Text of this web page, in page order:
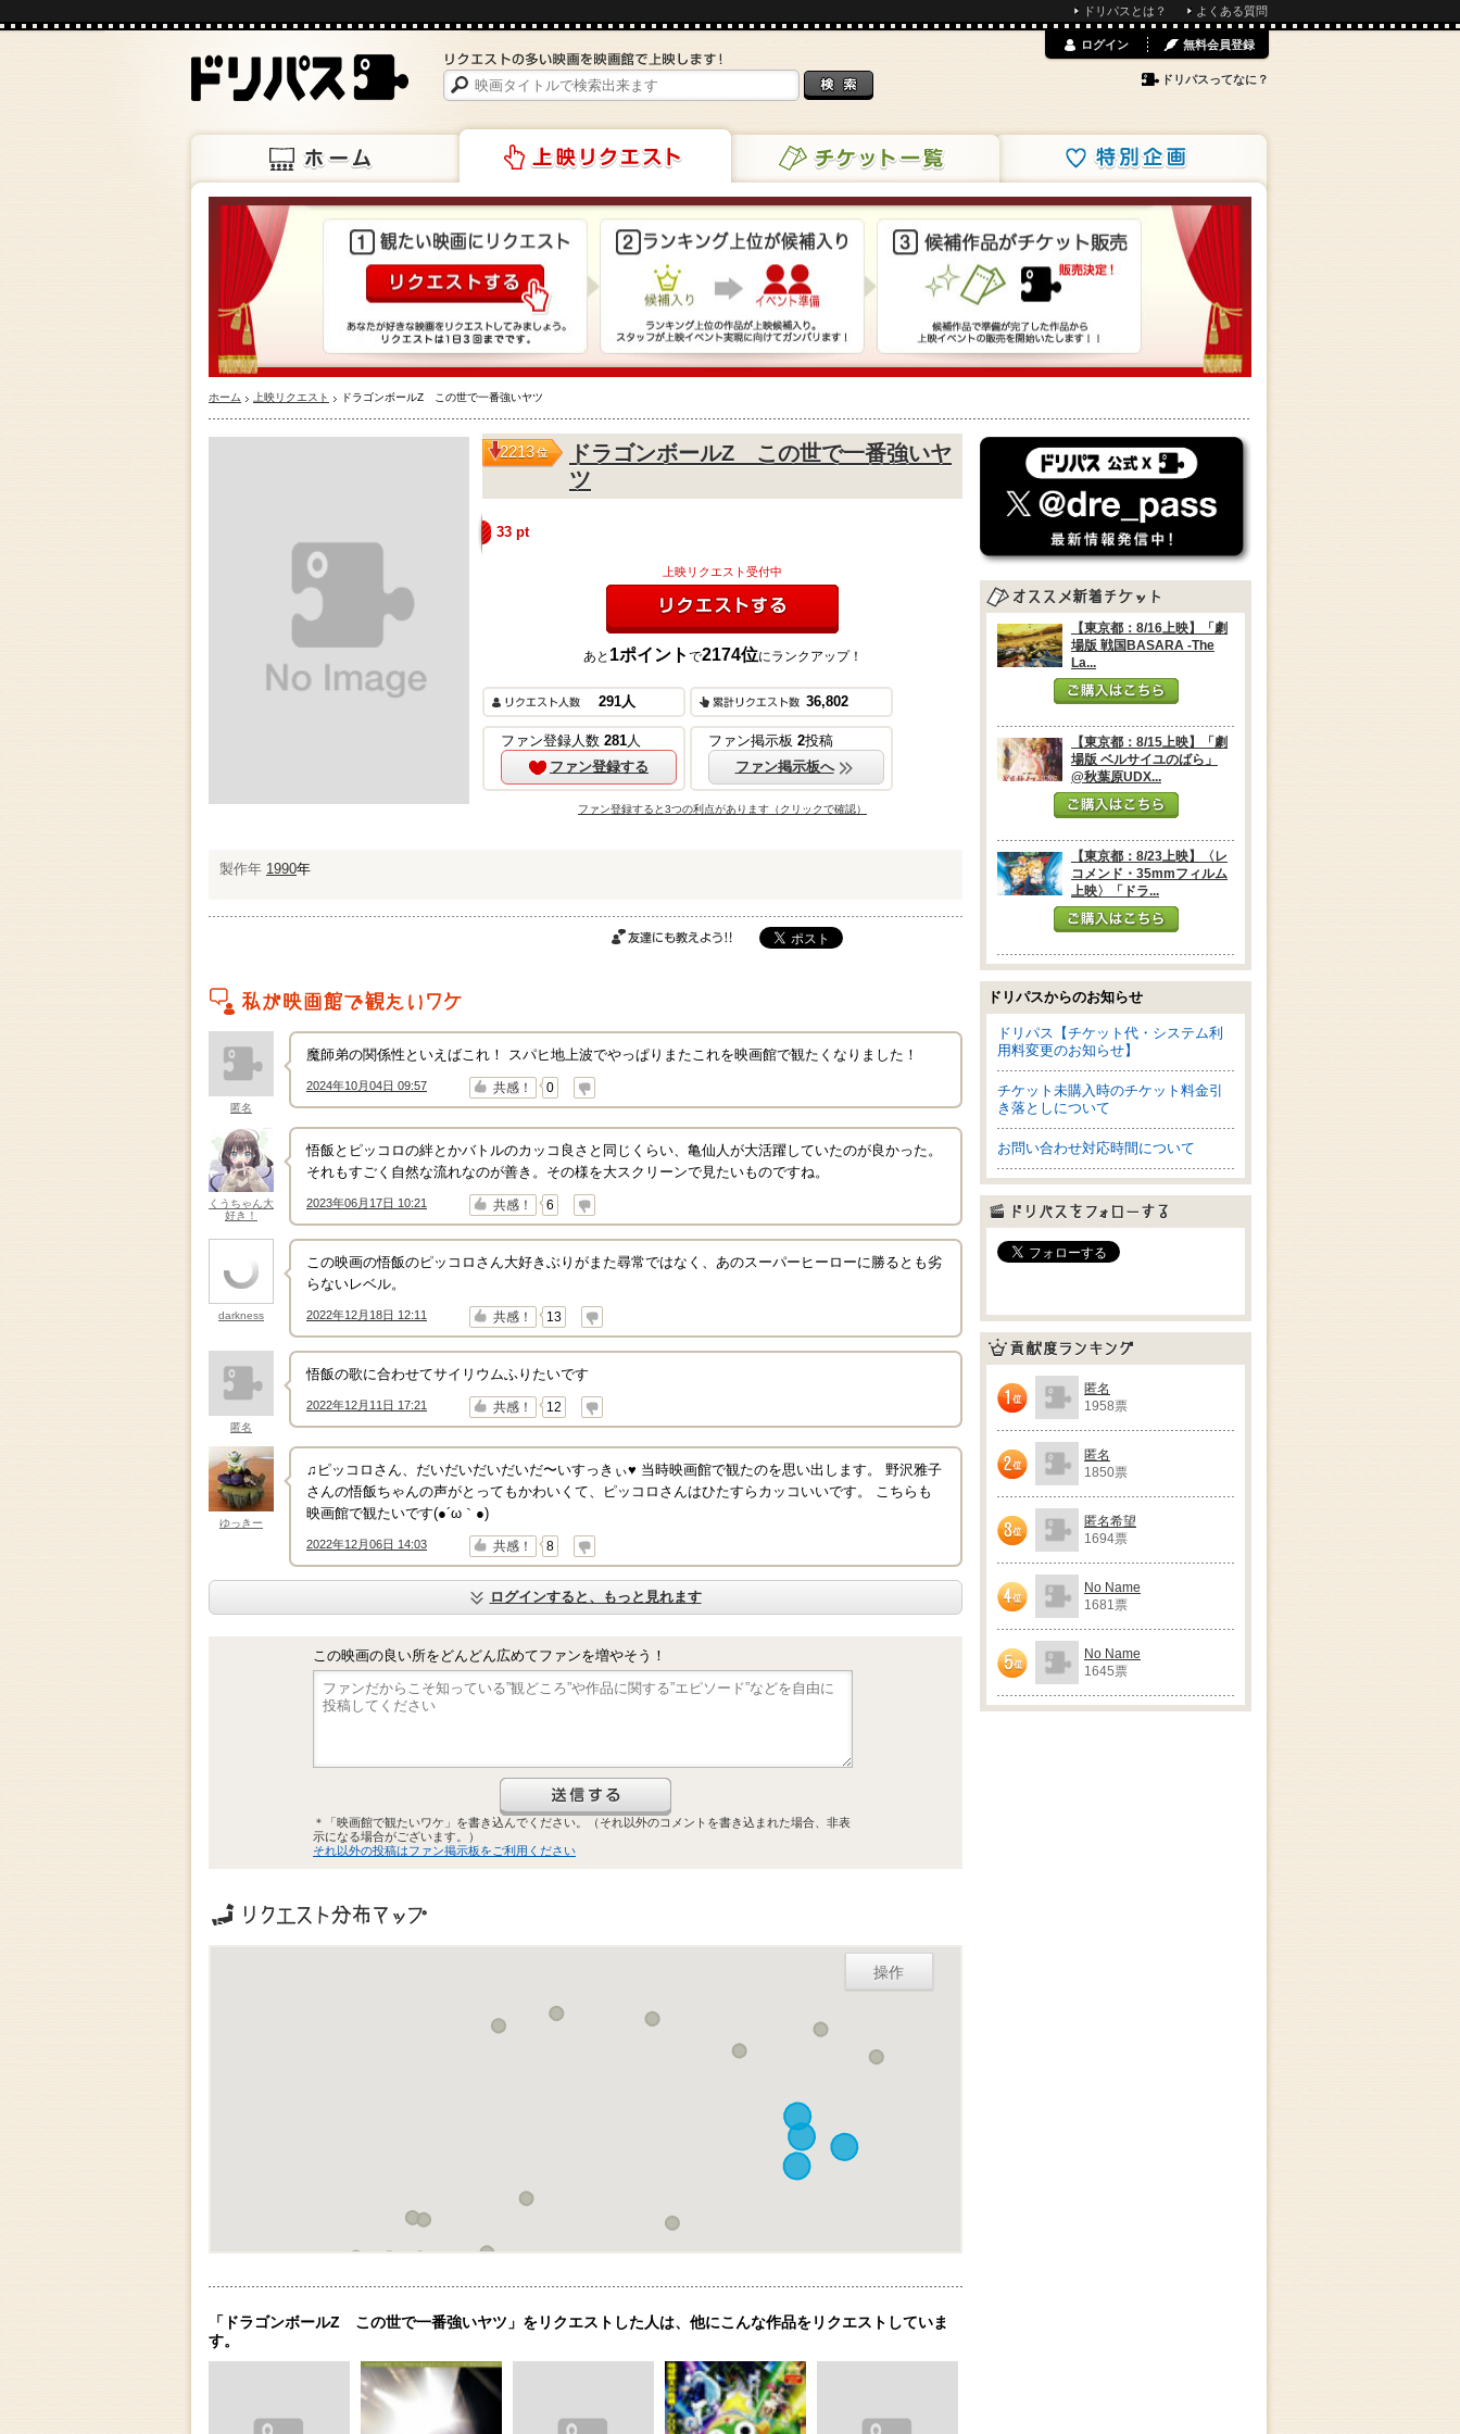
ドリパスとは？ よくある質問
チケット一覧 特別企画
ログイン 無料会員登録
ドリパスってなに？
ホーム 上映リクエスト ドラゴンボールZ この世で一番強いヤツ
2213位
ドラゴンボールZ この世で一番強いヤ
ツ
33 pt
上映リクエスト受付中
リクエストする
あと 1ポイント で2174位にランクアップ！
291人 36,802
ファン登録人数 281人
ファン登録する
ファン掲示板 2投稿
ファン掲示板へ
ファン登録すると3つの利点があります（クリックで確認）
製作年 1990年
私がこの作品を映画館で観たいワケ
匿名
魔師弟の関係性といえばこれ！ スパヒ地上波でやっぱりまたこれを映画館で観たくなりました！
2024年10月04日 09:57
↑ 共感！ 0
↓
くうちゃん大
好き！
悟飯とピッコロの絆とかバトルのカッコ良さと同じくらい、亀仙人が大活躍していたのが良かった。
それもすごく自然な流れなのが善き。その様を大スクリーンで見たいものですね。
2023年06月17日 10:21
↑ 共感！ 6
↓
darkness
この映画の悟飯のピッコロさん大好きぶりがまた尋常ではなく、あのスーパーヒーローに勝るとも劣
らないレベル。
2022年12月18日 12:11
↑ 共感！ 13
↓
匿名
悟飯の歌に合わせてサイリウムふりたいです
2022年12月11日 17:21
↑ 共感！ 12
↓
ゆっきー
♫ピッコロさん、だいだいだいだいだ〜いすっきぃ♥ 当時映画館で観たのを思い出します。 野沢雅子
さんの悟飯ちゃんの声がとってもかわいくて、ピッコロさんはひたすらカッコいいです。 こちらも
映画館で観たいです(●´ω｀●)
2022年12月06日 14:03
↑ 共感！ 8
↓
ログインすると、もっと見れます
この映画の良い所をどんどん広めてファンを増やそう！
＊「映画館で観たいワケ」を書き込んでください。（それ以外のコメントを書き込まれた場合、非表
示になる場合がございます。）
それ以外の投稿はファン掲示板をご利用ください
操作
「ドラゴンボールZ この世で一番強いヤツ」をリクエストした人は、他にこんな作品をリクエストしていま
す。
【東京都：8/16上映】「劇
場版 戦国BASARA -The
La...
ご購入はこちら
【東京都：8/15上映】「劇
場版 ベルサイユのばら」
@秋葉原UDX...
【東京都：8/23上映】〈レ
コメンド・35mmフィルム
上映〉「ドラ...
ご購入はこちら
ドリパスからのお知らせ
ドリパス【チケット代・システム利
用料変更のお知らせ】
チケット未購入時のチケット料金引
き落としについて
お問い合わせ対応時間について
ドリパスをフォローする
貢献度ランキング匿名
1958票
匿名
1850票
匿名希望
1694票
No Name
1681票
No Name
1645票